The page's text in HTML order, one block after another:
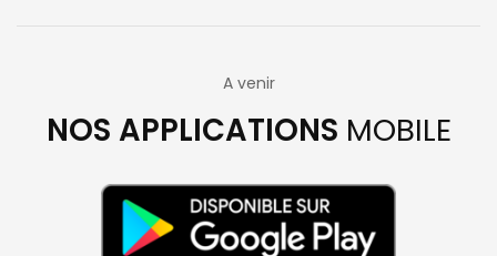
A venir
NOS APPLICATIONS MOBILE